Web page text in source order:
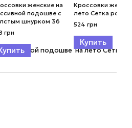
женские на
подошве с
шнурком 36
грн
Кроссовки
лето Сетка
524 грн
Купить